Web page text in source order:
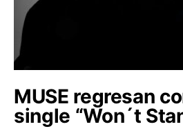
MUSE regresan
single “Won´t